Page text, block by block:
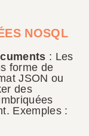
NOSQL
: Les
forme de
JSON ou
des
Exemples :